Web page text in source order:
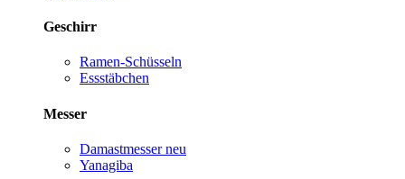
Geschirr
Ramen-Schüsseln
Essstäbchen
Messer
Damastmesser neu
Yanagiba